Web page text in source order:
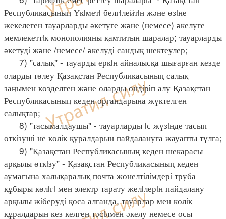
Республикасының Үкiметi белгiлейтiн және өзiне
жекелеген тауарларды әкетуге және (немесе) әкелуге
мемлекеттiк монополияны қамтитын шаралар; тауарларды
әкетудi және /немесе/ әкелудi сандық шектеулер;
7) "салық" - тауарды еркiн айналысқа шығарған кезде
оларды төлеу Қазақстан Республикасының салық
заңымен көзделген және оларды өндiрiп алу Қазақстан
Республикасының кеден органдарына жүктелген
салықтар;
8) "тасымалдаушы" - тауарларды iс жүзiнде тасып
өткiзушi не көлiк құралдарын пайдалануға жауапты тұлға;
9) "Қазақстан Республикасының кеден шекарасы
арқылы өткiзу" - Қазақстан Республикасының кеден
аумағына халықаралық почта жөнелтiлiмдерi труба
құбыры көлiгi мен электр тарату желiлерiн пайдалану
арқылы жiберудi қоса алғанда, тауарлар мен көлiк
құралдарын кез келген тәсiлмен әкелу немесе осы